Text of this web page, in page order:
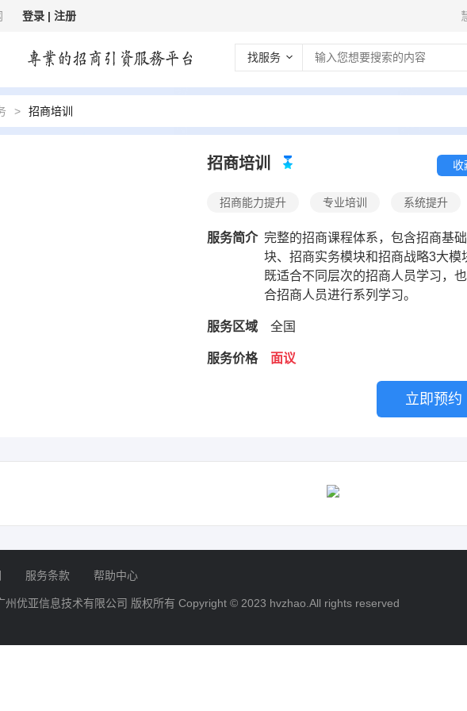
登录 | 注册
找服务
> 招商培训
招商培训 收
招商能力提升 专业培训 系统提升
服务简介 完整的招商课程体系，包含招商基
块、招商实务模块和招商战略3大模
既适合不同层次的招商人员学习，
合招商人员进行系列学习。
服务区域 全国
服务价格 面议
立即预约
联系人
提交 取消
服务条款 帮助中心
州优亚信息技术有限公司 版权所有 Copyright © 2023 hvzhao.All rights reserved